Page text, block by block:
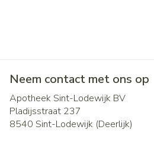
Neem contact met ons op
Apotheek Sint-Lodewijk BV
Pladijsstraat 237
8540 Sint-Lodewijk (Deerlijk)